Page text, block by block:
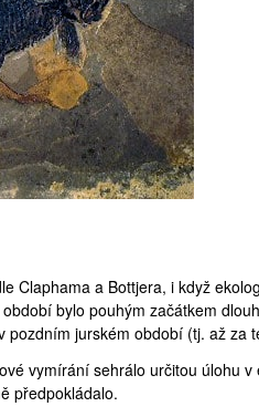
Claphama a Bottjera, i když
bylo pouhým začátkem
pozdním jurském období (tj. až za
vymírání sehrálo určitou úlohu
předpokládalo.